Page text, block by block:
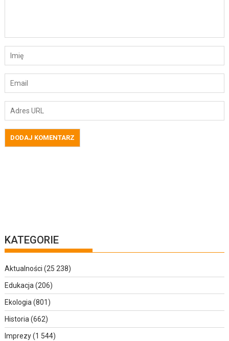
KATEGORIE
Aktualności (25 238)
Edukacja (206)
Ekologia (801)
Historia (662)
Imprezy(1 544)